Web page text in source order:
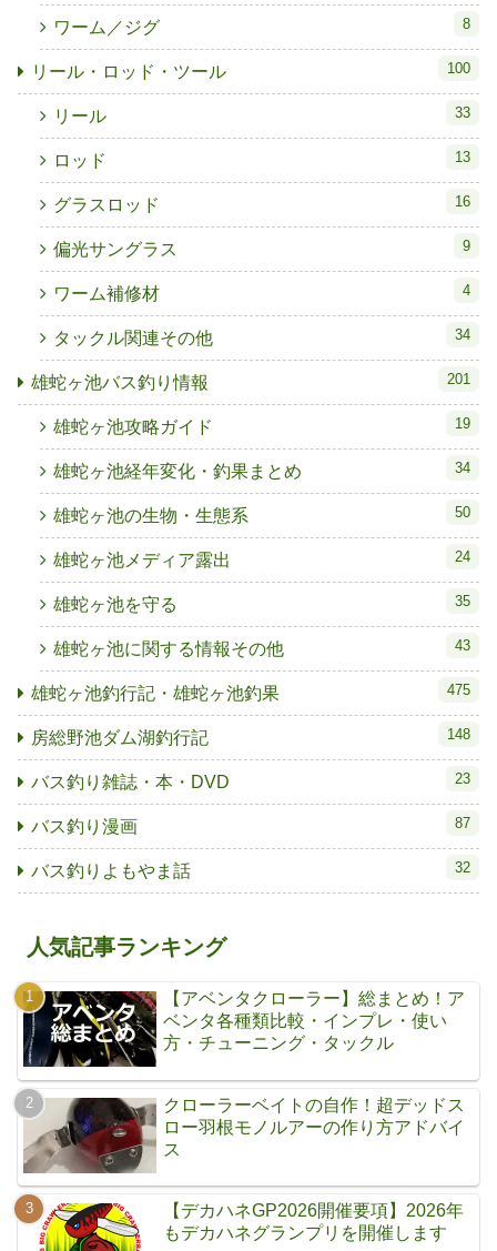
ワーム／ジグ 8
リール・ロッド・ツール 100
リール 33
ロッド 13
グラスロッド 16
偏光サングラス 9
ワーム補修材 4
タックル関連その他 34
雄蛇ヶ池バス釣り情報 201
雄蛇ヶ池攻略ガイド 19
雄蛇ヶ池経年変化・釣果まとめ 34
雄蛇ヶ池の生物・生態系 50
雄蛇ヶ池メディア露出 24
雄蛇ヶ池を守る 35
雄蛇ヶ池に関する情報その他 43
雄蛇ヶ池釣行記・雄蛇ヶ池釣果 475
房総野池ダム湖釣行記 148
バス釣り雑誌・本・DVD 23
バス釣り漫画 87
バス釣りよもやま話 32
人気記事ランキング
【アベンタクローラー】総まとめ！ア
ベンタ各種類比較・インプレ・使い
方・チューニング・タックル
クローラーベイトの自作！超デッドス
ロー羽根モノルアーの作り方アドバイ
ス
【デカハネGP2026開催要項】2026年
もデカハネグランプリを開催します